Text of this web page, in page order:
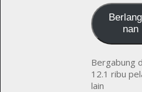
nan
Bergabung
12.1 ribu
lain